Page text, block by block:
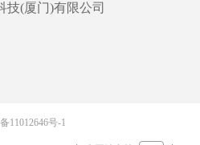
技(厦门)有限公司
11012646号-1